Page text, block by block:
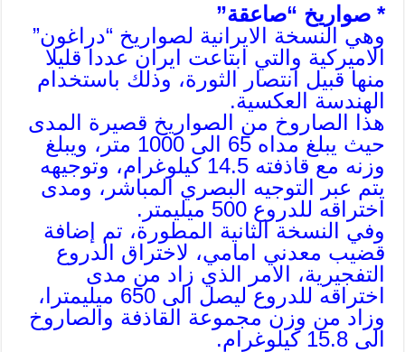
* صواريخ “صاعقة”
وهي النسخة الايرانية لصواريخ “دراغون”
الاميركية والتي ابتاعت ايران عددا قليلا
منها قبيل انتصار الثورة، وذلك باستخدام
الهندسة العكسية.
هذا الصاروخ من الصواريخ قصيرة المدى
حيث يبلغ مداه 65 الى 1000 متر، ويبلغ
وزنه مع قاذفته 14.5 كيلوغرام، وتوجيهه
يتم عبر التوجيه البصري المباشر، ومدى
اختراقه للدروع 500 ميليمتر.
وفي النسخة الثانية المطورة، تم إضافة
قضيب معدني امامي، لاختراق الدروع
التفجيرية، الامر الذي زاد من مدى
اختراقه للدروع ليصل الى 650 ميليمترا،
وزاد من وزن مجموعة القاذفة والصاروخ
الى 15.8 كيلوغرام.